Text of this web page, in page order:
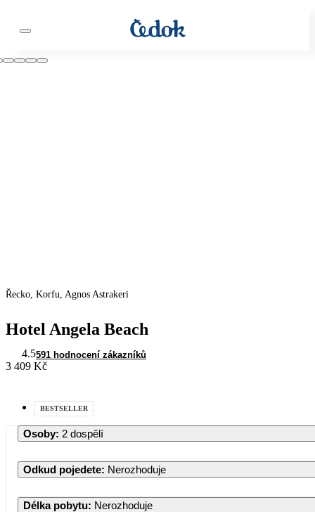
Řecko, Korfu, Agnos Astrakeri
Hotel Angela Beach
4.5591 hodnocení zákazníků
3 409 Kč
BESTSELLER
Osoby: 2 dospělí
Odkud pojedete: Nerozhoduje
Délka pobytu: Nerozhoduje